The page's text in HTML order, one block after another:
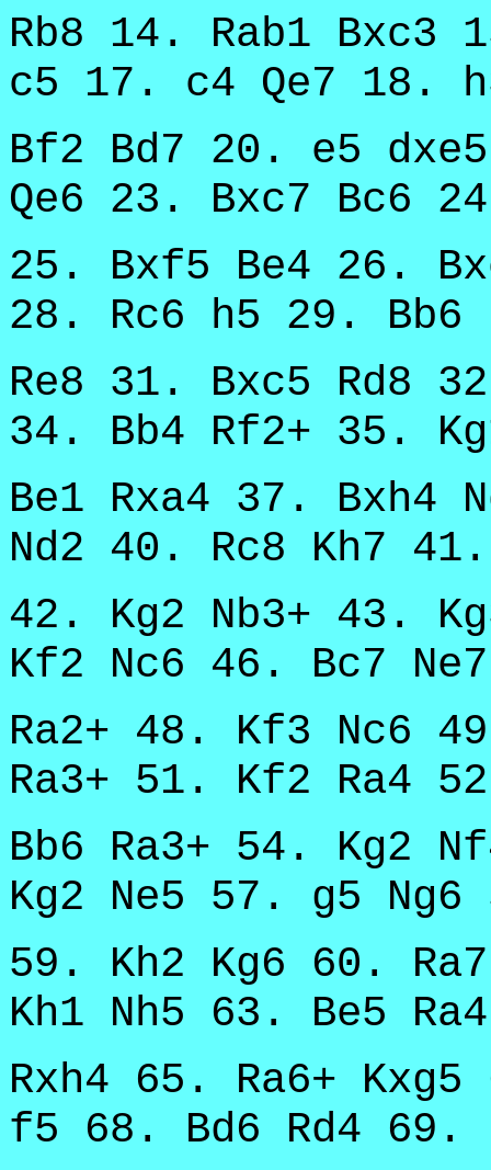
Rb8 14. Rab1 Bxc3
c5 17. c4 Qe7 18.
Bf2 Bd7 20. e5
Qe6 23. Bxc7 Bc6
25. Bxf5 Be4 26.
28. Rc6 h5 29. Bb6
Re8 31. Bxc5 Rd8
34. Bb4 Rf2+ 35.
Be1 Rxa4 37. Bxh4
Nd2 40. Rc8 Kh7
42. Kg2 Nb3+ 43.
Kf2 Nc6 46. Bc7
Ra2+ 48. Kf3 Nc6
Ra3+ 51. Kf2 Ra4
Bb6 Ra3+ 54. Kg2
Kg2 Ne5 57. g5
59. Kh2 Kg6 60.
Kh1 Nh5 63. Be5
Rxh4 65. Ra6+
f5 68. Bd6 Rd4 69.